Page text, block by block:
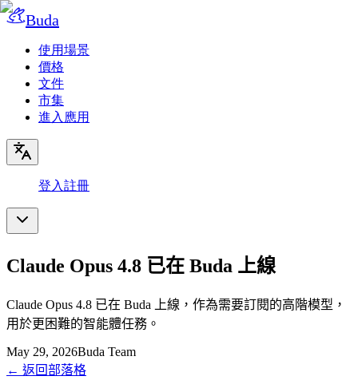
Buda
使用場景
價格
文件
市集
進入應用
登入註冊
Claude Opus 4.8 已在 Buda 上線
Claude Opus 4.8 已在 Buda 上線，作為需要訂閱的高階模型，
用於更困難的智能體任務。
May 29, 2026Buda Team
← 返回部落格